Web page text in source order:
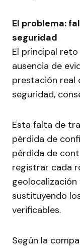
El problema:
seguridad
El principal
ausencia de
prestación real
seguridad,
Esta falta de
pérdida de
pérdida de
registrar cada
sustituyendo
verificables.
Según la